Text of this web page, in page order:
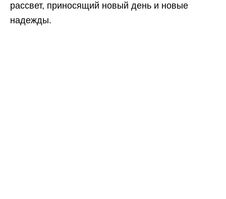
рассвет, приносящий новый день и новые
надежды.